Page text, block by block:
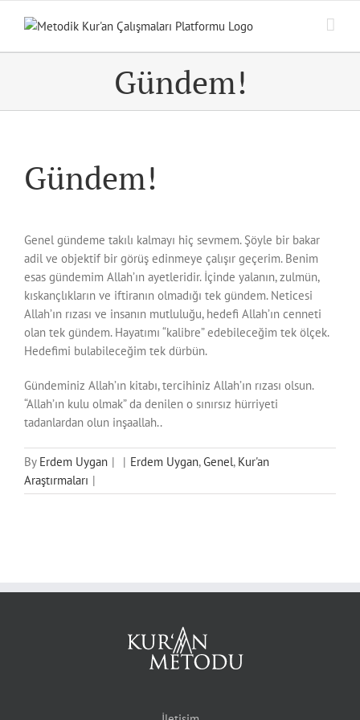
Gündem!
Gündem!
Genel gündeme takılı kalmayı hiç sevmem. Şöyle bir bakar
adil ve objektif bir görüş edinmeye çalışır geçerim. Benim
esas gündemim Allah’ın ayetleridir. İçinde yalanın, zulmün,
kıskançlıkların ve iftiranın olmadığı tek gündem. Neticesi
Allah’ın rızası ve insanın mutluluğu, hedefi Allah’ın cenneti
olan tek gündem. Hayatımı “kalibre” edebileceğim tek ölçek.
Hedefimi bulabileceğim tek dürbün.
Gündeminiz Allah’ın kitabı, tercihiniz Allah’ın rızası olsun.
“Allah’ın kulu olmak” da denilen o sınırsız hürriyeti
tadanlardan olun inşaallah..
By Erdem Uygan | | Erdem Uygan,Genel, Kur'an
Araştırmaları |